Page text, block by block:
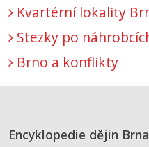
Kvartérní lokality
Stezky po
Brno a konflikty
Encyklopedie dějin Brna